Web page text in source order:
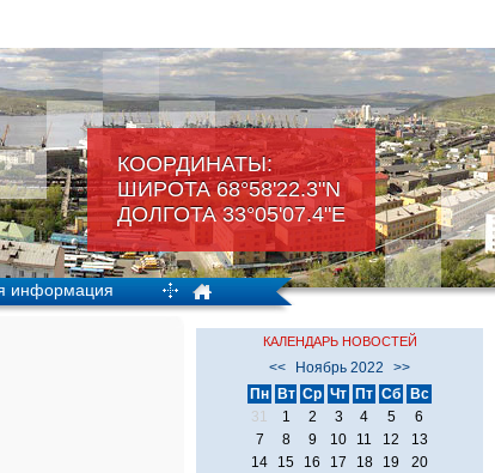
КООРДИНАТЫ:
ШИРОТА 68°58'22.3"N
ДОЛГОТА 33°05'07.4"Е
информация
КАЛЕНДАРЬ НОВОСТЕЙ
<< Ноябрь 2022
>>
Пн
Вт Ср Чт Пт Сб
Вс
31
1 2 3 4 5
6
7
8 9 10 11 12
13
14
15 16 17 18 19
20